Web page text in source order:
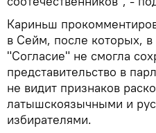
Кариньш
в Сейм, после которых, в
"Согласие" не смогла
представительство в
не видит признаков
латышскоязычными и
избирателями.